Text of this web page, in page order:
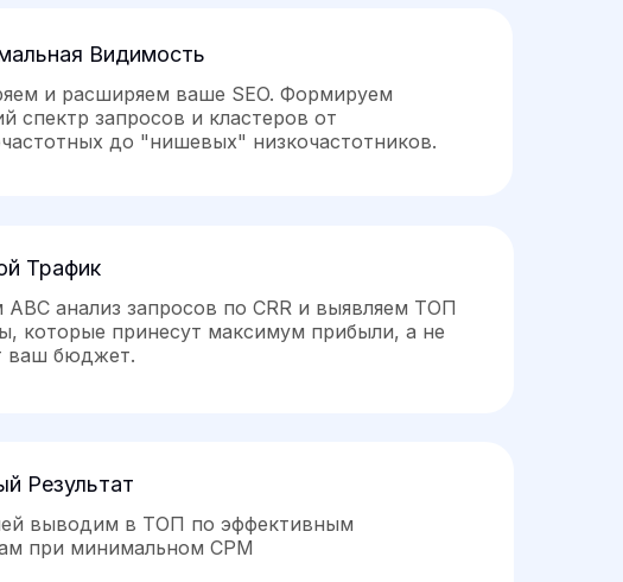
ABC анализ запросов по CRR и выявляем ТОП
которые принесут максимум прибыли, а не
ваш бюджет.
Трафик
и расширяем ваше SEO. Формируем
спектр запросов и кластеров от
до "нишевых" низкочастотников.
Видимость
выводим в ТОП по эффективным
при минимальном CPM
Результат